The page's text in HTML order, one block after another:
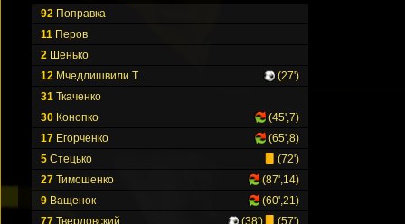
92 Поправка
11 Перов
2 Шенько
12 Мчедлишвили Т.
(27')
31 Ткаченко
30 Конопко
(45',7)
17 Егорченко
(65',8)
5 Стецько
(72')
27 Тимошенко
(87',14)
9 Ващенок
(60',21)
77 Твердовский (57')
(38')